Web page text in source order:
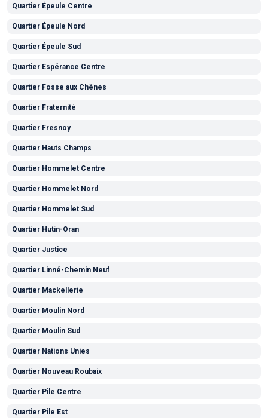
Quartier Épeule Centre
Quartier Épeule Nord
Quartier Épeule Sud
Quartier Espérance Centre
Quartier Fosse aux Chênes
Quartier Fraternité
Quartier Fresnoy
Quartier Hauts Champs
Quartier Hommelet Centre
Quartier Hommelet Nord
Quartier Hommelet Sud
Quartier Hutin-Oran
Quartier Justice
Quartier Linné-Chemin Neuf
Quartier Mackellerie
Quartier Moulin Nord
Quartier Moulin Sud
Quartier Nations Unies
Quartier Nouveau Roubaix
Quartier Pile Centre
Quartier Pile Est